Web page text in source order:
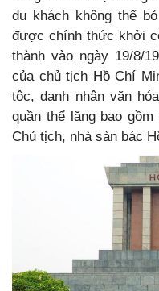
du khách không thể
được chính thức khởi
thành vào ngày 19/8/
của chủ tịch Hồ Chí
tộc, danh nhân văn
quần thể lăng bao
Chủ tịch, nhà sàn bác